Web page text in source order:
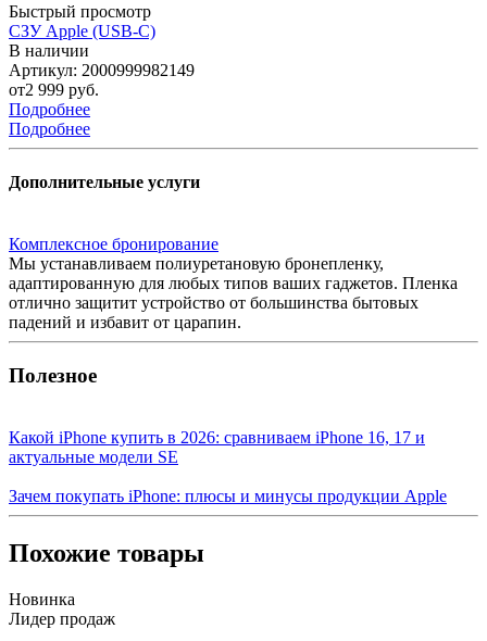
Быстрый просмотр
СЗУ Apple (USB-C)
В наличии
Артикул: 2000999982149
от2 999 руб.
Подробнее
Подробнее
Дополнительные услуги
Комплексное бронирование
Мы устанавливаем полиуретановую бронепленку,
адаптированную для любых типов ваших гаджетов. Пленка
отлично защитит устройство от большинства бытовых
падений и избавит от царапин.
Полезное
Какой iPhone купить в 2026: сравниваем iPhone 16, 17 и
актуальные модели SE
Зачем покупать iPhone: плюсы и минусы продукции Apple
Похожие товары
Новинка
Лидер продаж